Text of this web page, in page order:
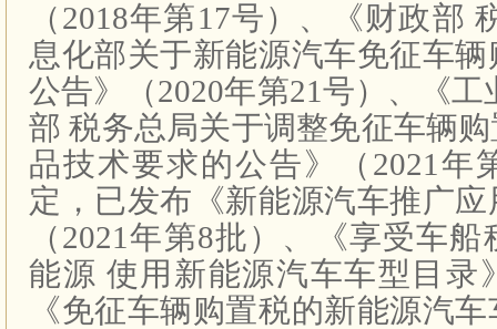
（2018年第17号）、《财政部
息化部关于新能源汽车免征车
公告》（2020年第21号）、《工
部 税务总局关于调整免征车辆
品技术要求的公告》（ 2021 年
定，已发布《新能源汽车推广
（2021 年第8批）、《享受车船
能源 使用新能源汽车车型目录
《免征车辆购置税的新能源汽